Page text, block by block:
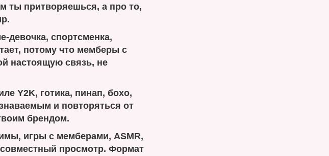
ты притворяешься, а про то,
девочка, спортсменка,
потому что мемберы с
настоящую связь, не
Y2K, готика, пинап, бохо,
и повторяться от
брендом.
игры с мемберами, ASMR,
просмотр. Формат